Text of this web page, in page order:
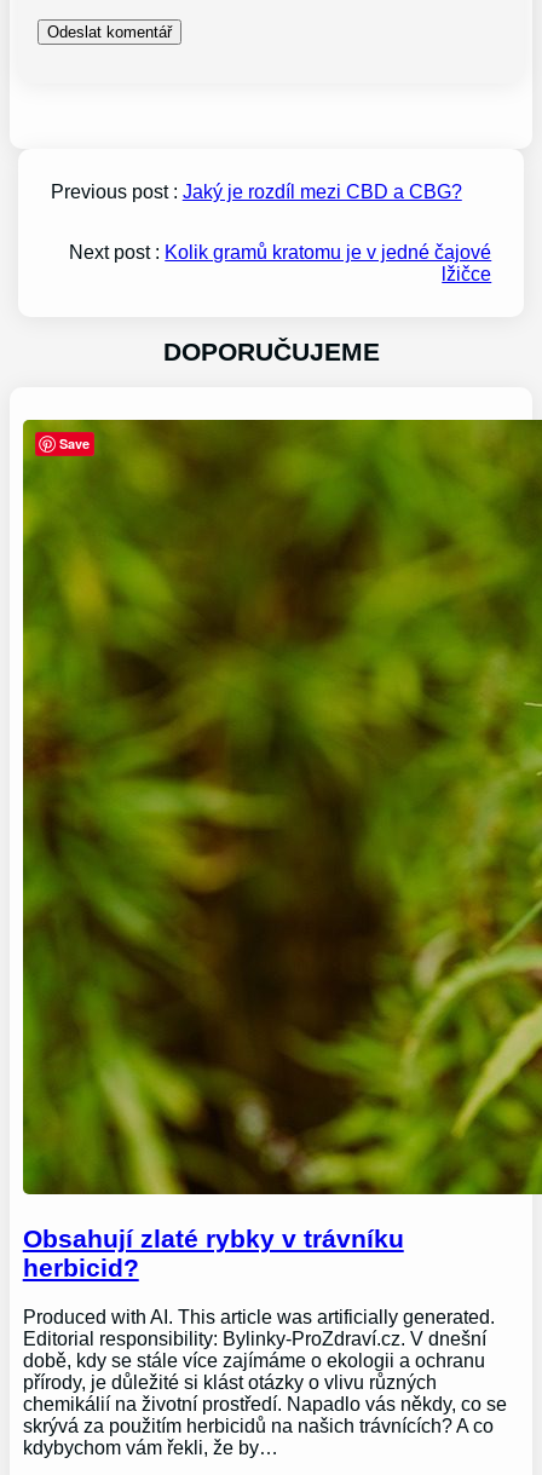
Previous post : Jaký je rozdíl mezi CBD a CBG?
Next post : Kolik gramů kratomu je v jedné čajové
lžičce
DOPORUČUJEME
Obsahují zlaté rybky v trávníku
herbicid?
Produced with AI. This article was artificially generated.
Editorial responsibility: Bylinky-ProZdraví.cz. V dnešní
době, kdy se stále více zajímáme o ekologii a ochranu
přírody, je důležité si klást otázky o vlivu různých
chemikálií na životní prostředí. Napadlo vás někdy, co se
skrývá za použitím herbicidů na našich trávnících? A co
kdybychom vám řekli, že by…
Save